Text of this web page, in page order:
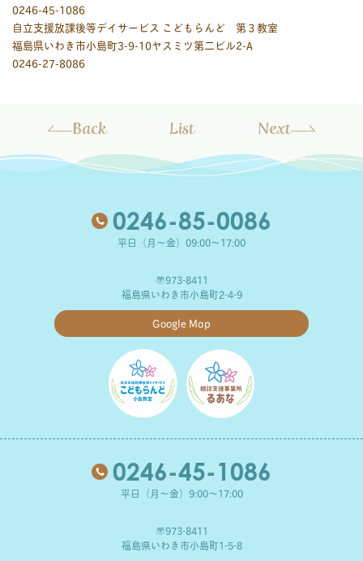
0246-45-1086
自立支援放課後等デイサービス こどもらんど 第３教室
福島県いわき市小島町3-9-10ヤスミツ第二ビル2-A
0246-27-8086
Back List Next
0246-85-0086
平日（月～金）09:00～17:00
〒973-8411
福島県いわき市小島町2-4-9
Google Map
0246-45-1086
平日（月～金）9:00～17:00
〒973-8411
福島県いわき市小島町1-5-8